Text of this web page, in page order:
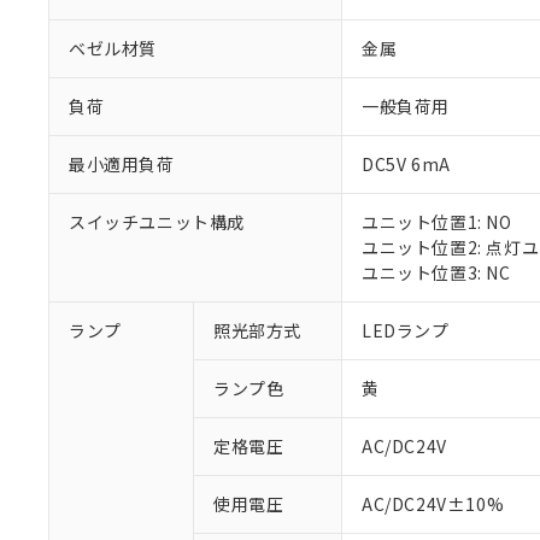
ベゼル材質 金属
負荷 一般負荷用
最小適用負荷 DC5V 6mA
スイッチユニット構成
ユニット位置1: NO
ユニット位置2: 点灯
ユニット位置3: NC
ランプ 照光部方式 LEDランプ
ランプ色 黄
定格電圧 AC/DC24V
使用電圧 AC/DC24V±10%
※1 対応状況